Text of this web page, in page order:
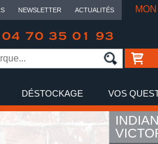
NEWSLETTER ACTUALITÉS
04 70 35 01 93
DÉSTOCKAGE VOS